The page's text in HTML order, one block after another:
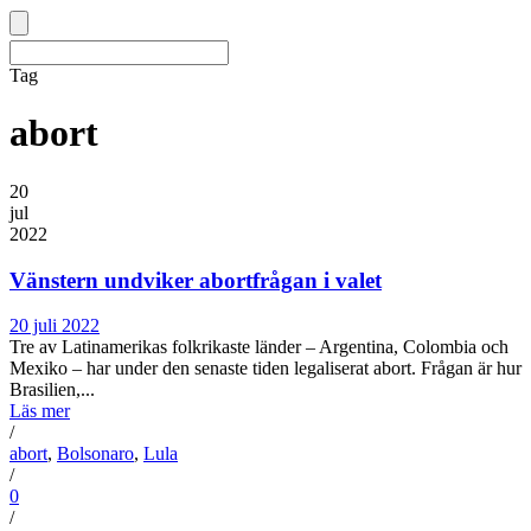
Tag
abort
20
jul
2022
Vänstern undviker abortfrågan i valet
20 juli 2022
Tre av Latinamerikas folkrikaste länder – Argentina, Colombia och
Mexiko – har under den senaste tiden legaliserat abort. Frågan är hur
Brasilien,...
Läs mer
/
abort, Bolsonaro, Lula
/
0
/